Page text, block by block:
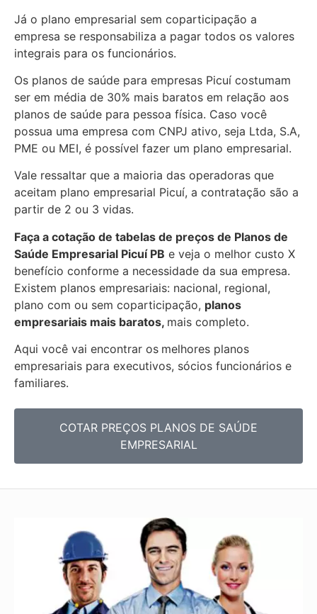
Já o plano empresarial sem coparticipação a
empresa se responsabiliza a pagar todos os valores
integrais para os funcionários.
Os planos de saúde para empresas Picuí costumam
ser em média de 30% mais baratos em relação aos
planos de saúde para pessoa física. Caso você
possua uma empresa com CNPJ ativo, seja Ltda, S.A,
PME ou MEI, é possível fazer um plano empresarial.
Vale ressaltar que a maioria das operadoras que
aceitam plano empresarial Picuí, a contratação são a
partir de 2 ou 3 vidas.
Faça a cotação de tabelas de preços de Planos de
Saúde Empresarial Picuí PB e veja o melhor custo X
benefício conforme a necessidade da sua empresa.
Existem planos empresariais: nacional, regional,
plano com ou sem coparticipação, planos
empresariais mais baratos, mais completo.
Aqui você vai encontrar os melhores planos
empresariais para executivos, sócios funcionários e
familiares.
COTAR PREÇOS PLANOS DE SAÚDE
EMPRESARIAL